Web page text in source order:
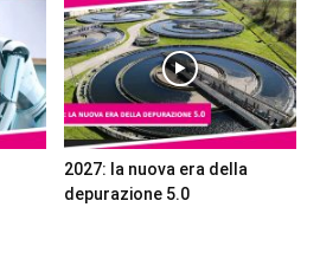
2027: la nuova era della
depurazione 5.0